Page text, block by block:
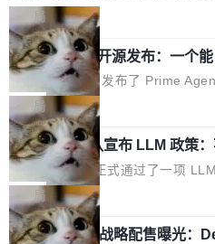
驱动你去学 CuTe，但还没被那些"
er++ 优化所淹没，足够容易修改和
键的是 FA2 的持久性...
也为产业链企业探索产品创新与商
的空间。 8月14日，开源鸿蒙智能
（OHDD：OpenHarmony
r Day）将在杭州启航。活动面向智
链企业和开发者，邀请行业专家与
问，围绕开源鸿蒙技术能力、设备
配、功耗与稳定性调优、兼容性测
等内容展开系统讲解和实战交流，
步了解开源鸿蒙在智能...
模服务降级，Actions 完全不可用
webhook 停发，连自托管 runner
障无法工作。Pages、Copilot
opilot coding agent 全部受影响。
恢复，大约 12 小时。 这是 2026
起事故，其中四起与 AI/Copilot 服
Hub 员工 kdaigle 在 HN 讨论中贴
据：2025 年全年 10 亿次 commit
2.75 亿次，全年预计 140 亿次。
局
Prime Agent 开源发布：一个能
进的编程 Agent，ARC-AGI 3
专家基线
Prime Intellect 发布了 Prime
的编程 Agent Harness，核心设计
象：Recursive Language Model（
ontinual Harness。在 ARC-AGI 3
上，Prime Agent + Opus 5 的组合
5% RHAE Best@1，超过了 ARC
家基线 95.4%。 不是又一个
器 Prime Agent 的架构和市面上大
局
Rust 项目团队宣布 LLM 政策
止，但你要承认哪些代码不是
Rust 语言项目正式通过了一项
覆盖 rust-lang/rust 单一仓库的代
是项目级别的官方立场，目前由五
但它可能是主流开源项目中关于 AI
局
宇树科技 IPO 战略配售曝光：